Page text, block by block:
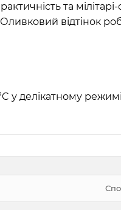
та
відтінок